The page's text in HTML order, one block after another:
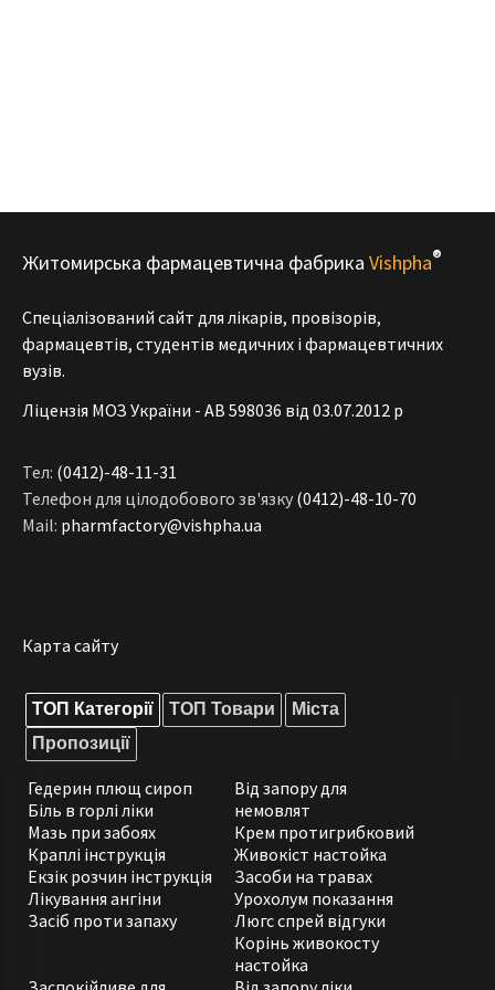
Житомирська фармацевтична фабрика Vishpha®
Спеціалізований сайт для лікарів, провізорів,
фармацевтів, студентів медичних і фармацевтичних
вузів.
Ліцензія МОЗ України - АВ 598036 від 03.07.2012 р
Тел: (0412)-48-11-31
Телефон для цілодобового зв'язку (0412)-48-10-70
Mail: pharmfactory@vishpha.ua
Карта сайту
ТОП Категорії ТОП Товари
Міста
Пропозиції
Гедерин плющ сироп
Біль в горлі ліки
Мазь при забоях
Краплі інструкція
Екзік розчин інструкція
Лікування ангіни
Засіб проти запаху
Від запору для
немовлят
Крем протигрибковий
Живокіст настойка
Засоби на травах
Урохолум показання
Люгс спрей відгуки
Корінь живокосту
настойка